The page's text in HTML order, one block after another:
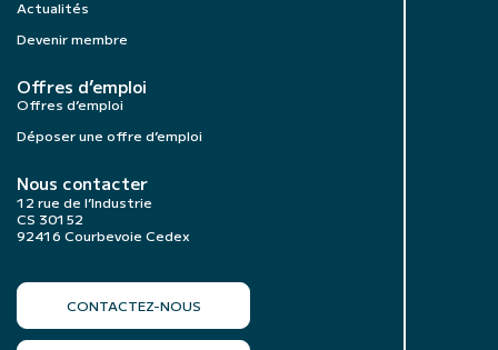
Actualités
Devenir membre
Offres d’emploi
Offres d’emploi
Déposer une offre d’emploi
Nous contacter
12 rue de l’Industrie
CS 30152
92416 Courbevoie Cedex
CONTACTEZ-NOUS